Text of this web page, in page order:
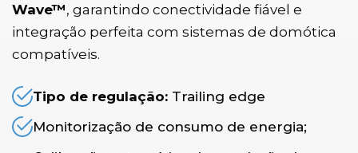
Wave™, garantindo conectividade fiável e
integração perfeita com sistemas de domótica
compatíveis.
Tipo de regulação:Trailing edge
Monitorização de consumo de energia;